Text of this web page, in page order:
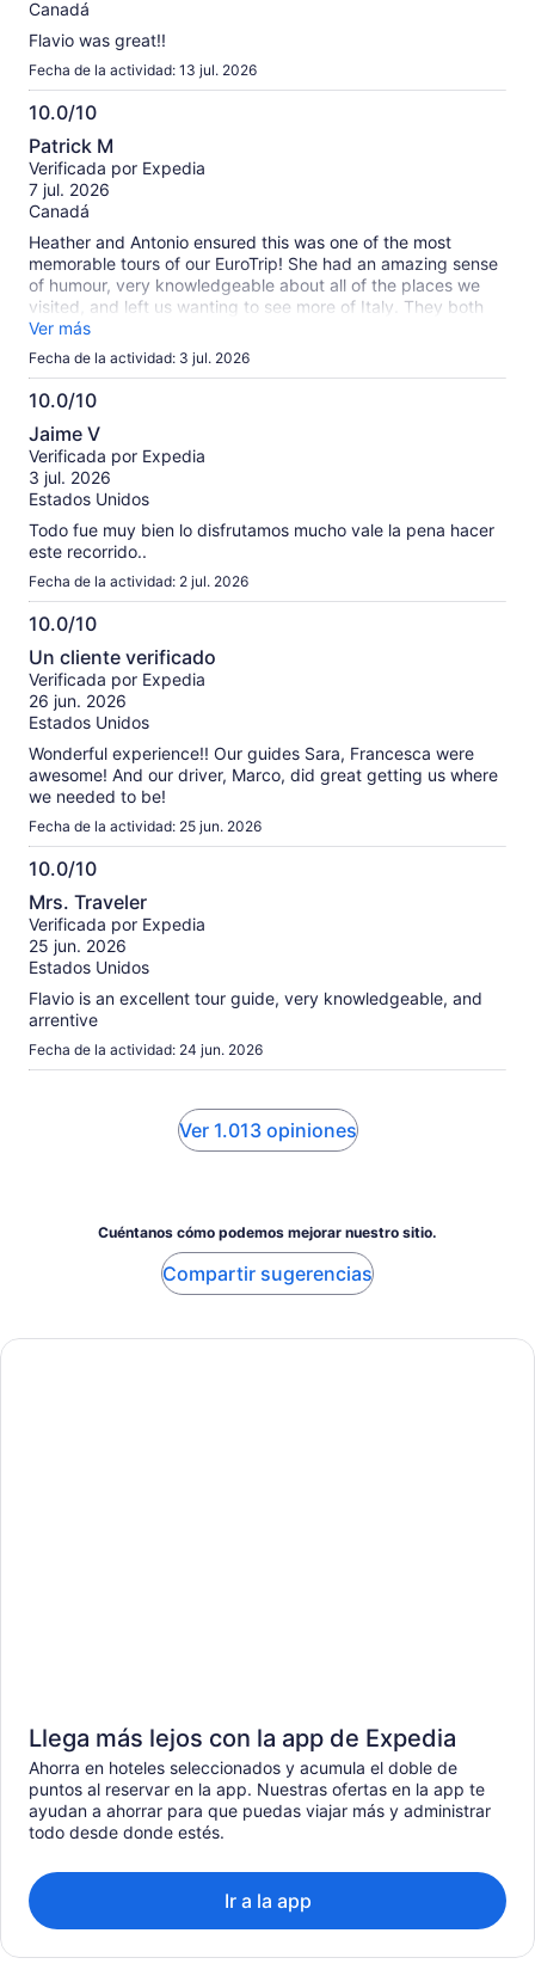
Canadá
Flavio was great!!
Fecha de la actividad: 13 jul. 2026
10.0/10
10.0
de
10
Patrick M
Verificada por Expedia
7 jul. 2026
Canadá
Heather and Antonio ensured this was one of the most
memorable tours of our EuroTrip! She had an amazing sense
of humour, very knowledgeable about all of the places we
visited, and left us wanting to see more of Italy. They both
deserve a raise!
Ver más
Fecha de la actividad: 3 jul. 2026
10.0/10
10.0
de
10
Jaime V
Verificada por Expedia
3 jul. 2026
Estados Unidos
Todo fue muy bien lo disfrutamos mucho vale la pena hacer
este recorrido..
Fecha de la actividad: 2 jul. 2026
10.0/10
10.0
de
10
Un cliente verificado
Verificada por Expedia
26 jun. 2026
Estados Unidos
Wonderful experience!! Our guides Sara, Francesca were
awesome! And our driver, Marco, did great getting us where
we needed to be!
Fecha de la actividad: 25 jun. 2026
10.0/10
10.0
de
10
Mrs. Traveler
Verificada por Expedia
25 jun. 2026
Estados Unidos
Flavio is an excellent tour guide, very knowledgeable, and
arrentive
Fecha de la actividad: 24 jun. 2026
Ver 1.013 opiniones
Cuéntanos cómo podemos mejorar nuestro sitio.
Compartir sugerencias
Llega más lejos con la app de Expedia
Ahorra en hoteles seleccionados y acumula el doble de
puntos al reservar en la app. Nuestras ofertas en la app te
ayudan a ahorrar para que puedas viajar más y administrar
todo desde donde estés.
Ir a la app